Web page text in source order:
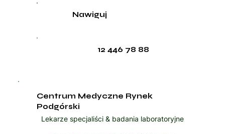
12 446 78 88
Nawiguj
Centrum Medyczne Rynek
Podgórski
Lekarze specjaliści & badania laboratoryjne